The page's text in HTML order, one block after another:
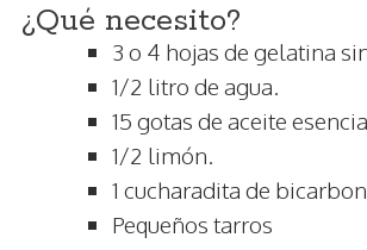
¿Qué necesito?
3 o 4 hojas de gelatina
1/2 litro de agua.
15 gotas de aceite
1/2 limón.
1 cucharadita de
Pequeños tarros